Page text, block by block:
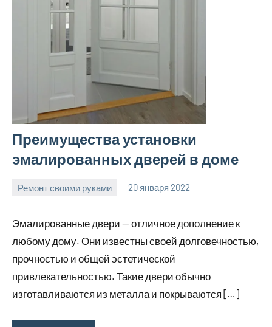
Преимущества установки
эмалированных дверей в доме
Ремонт своими руками 20 января 2022
finnlevel_ru
Нет
Эмалированные двери — отличное дополнение к
любому дому. Они известны своей долговечностью,
прочностью и общей эстетической
привлекательностью. Такие двери обычно
изготавливаются из металла и покрываются […]